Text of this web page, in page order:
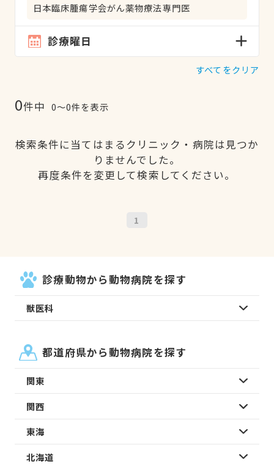
日本臨床腫瘍学会がん薬物療法専門医
診療曜日
すべてをクリア
0件中 0〜0件を表示
検索条件に当てはまるクリニック・病院は見つか
りませんでした。
再度条件を変更して検索してください。
1
診療動物から動物病院を探す
獣医科
都道府県から動物病院を探す
関東
関西
東海
北海道